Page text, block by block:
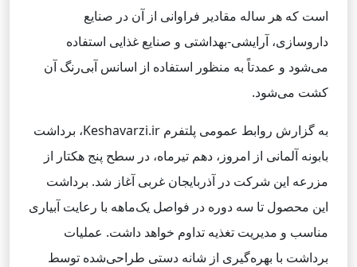
است که هر ساله مقادیر فراوانی از آن در صنایع
داروسازی، آرایشی‌-بهداشتی و صنایع غذایی استفاده
می‌شود و عمدتاً به منظور استفاده از اسانس آبی‌رنگ آن
کشت می‌شود.
به گزارش روابط عمومی پلتفرم Keshavarzi.ir، برداشت
بابونه آلمانی از امروز، دهم تیرماه، در سطح پنج هکتار از
مزرعه این شرکت در آذربایجان غربی آغاز شد. برداشت
این محصول تا سه دوره در فواصل یک‌ماهه با رعایت آبیاری
مناسب و مدیریت تغذیه تداوم خواهد داشت. عملیات
برداشت با بهره‌گیری از شانه دستی طراحی‌شده توسط